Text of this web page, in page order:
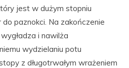
jest w dużym stopniu
paznokci. Na zakończenie
i nawilża
wydzielaniu potu
z długotrwałym wrażeniem